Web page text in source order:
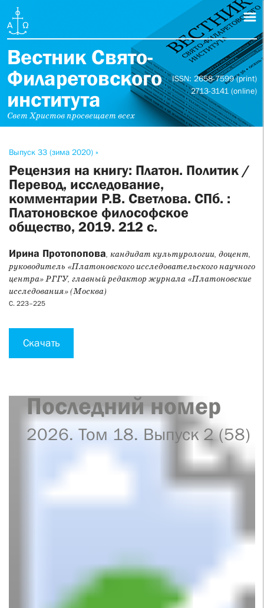
Вестник Свято-
Филаретовского
института
Свет Христов просвещает всех
ISSN: 2658-7599 (print)
2713-3141 (online)
Выпуск 33 (зима 2020) »
Рецензия на книгу: Платон. Политик /
Перевод, исследование,
комментарии Р.В. Светлова. СПб. :
Платоновское философское
общество, 2019. 212 с.
Ирина Протопопова, кандидат культурологии, доцент,
руководитель «Платоновского исследовательского научного
центра» РГГУ, главный редактор журнала «Платоновские
исследования» (Москва)
С. 223–225
Скачать
Последний номер
2026. Том 18. Выпуск 2 (58)